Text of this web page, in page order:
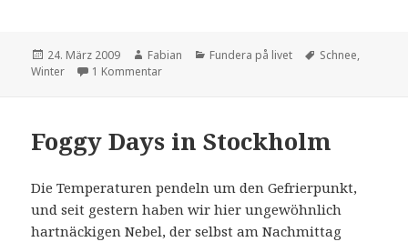
Veröffentlicht
am
24. März 2009 Autor
Fabian Kategorien
Fundera på livet Schlagwörter
Schnee,
Winter
1 Kommentarzu Oje
Foggy Days in Stockholm
Die Temperaturen pendeln um den Gefrierpunkt,
und seit gestern haben wir hier ungewöhnlich
hartnäckigen Nebel, der selbst am Nachmittag